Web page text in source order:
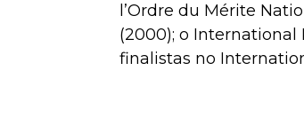
l’Ordre du Mérite
(2000); o International
finalistas no